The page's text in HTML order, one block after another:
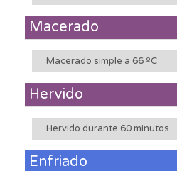
Macerado
Macerado simple a 66 ºC
Hervido
Hervido durante 60 minutos
Enfriado